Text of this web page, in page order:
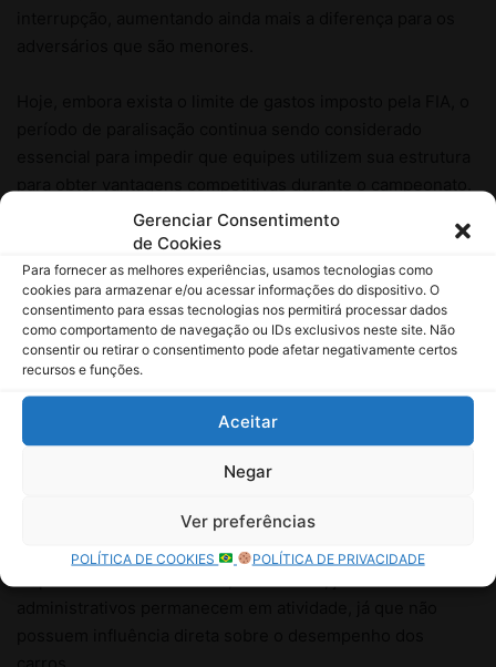
Gerenciar Consentimento
de Cookies
Para fornecer as melhores experiências, usamos tecnologias como
cookies para armazenar e/ou acessar informações do dispositivo. O
consentimento para essas tecnologias nos permitirá processar dados
como comportamento de navegação ou IDs exclusivos neste site. Não
consentir ou retirar o consentimento pode afetar negativamente certos
recursos e funções.
Aceitar
Negar
Ver preferências
POLÍTICA DE COOKIES POLÍTICA DE PRIVACIDADE